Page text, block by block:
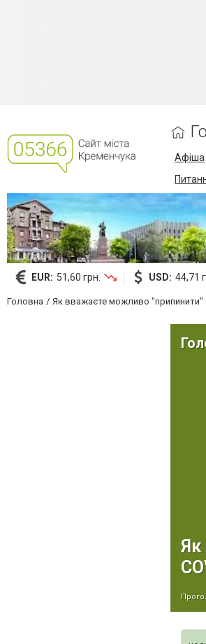
Афіша
EUR: 51,60 грн. USD: 44,71
Головна Як вважаєте можливо "припинити"
Як